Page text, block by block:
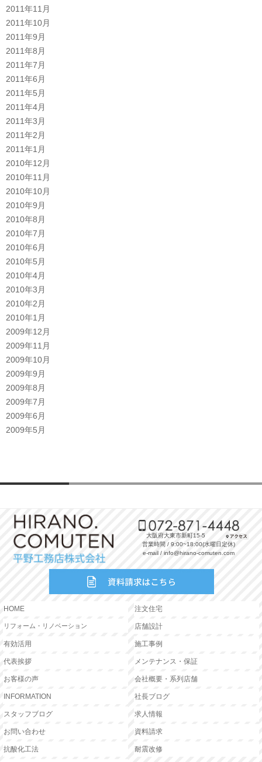
2011年11月
2011年10月
2011年9月
2011年8月
2011年7月
2011年6月
2011年5月
2011年4月
2011年3月
2011年2月
2011年1月
2010年12月
2010年11月
2010年10月
2010年9月
2010年8月
2010年7月
2010年6月
2010年5月
2010年4月
2010年3月
2010年2月
2010年1月
2009年12月
2009年11月
2009年10月
2009年9月
2009年8月
2009年7月
2009年6月
2009年5月
大阪府大東市新町15-5
営業時間 / 9:00~18:00(水曜日定休)
e-mail / info@hirano-comuten.com
HOME 注文住宅
リフォーム・リノベーション 店舗設計
有効活用 施工事例
代表挨拶 メンテナンス・保証
お客様の声 会社概要・系列店舗
INFORMATION 社長ブログ
スタッフブログ 求人情報
お問い合わせ 資料請求
抗酸化工法 耐震改修